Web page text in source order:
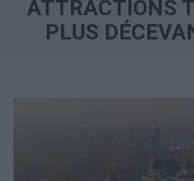
ATTRACTIONS
PLUS